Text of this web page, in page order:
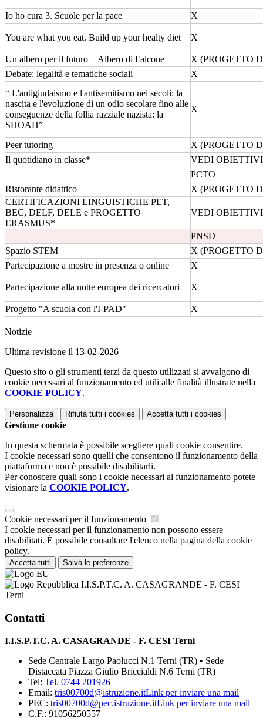
Io ho cura 3. Scuole per la pace X
You are what you eat. Build up your healty diet X
Un albero per il futuro + Albero di Falcone
X (PROGETTO
Debate: legalità e tematiche sociali
X
“ L'antigiudaismo e l'antisemitismo nei secoli: la
nascita e l'evoluzione di un odio secolare fino alle
conseguenze della follia razziale nazista: la
SHOAH”
X
Peer tutoring
X (PROGETTO
Il quotidiano in classe*
VEDI
PCTO
Ristorante didattico
X (PROGETTO
CERTIFICAZIONI LINGUISTICHE PET,
BEC, DELF, DELE e PROGETTO
ERASMUS*
VEDI
PNSD
Spazio STEM
X (PROGETTO
Partecipazione a mostre in presenza o online
X
Partecipazione alla notte europea dei ricercatori X
Progetto "A scuola con l'I-PAD" X
Notizie
Ultima revisione il 13-02-2026
Questo sito o gli strumenti terzi da questo utilizzati si avvalgono di
cookie necessari al funzionamento ed utili alle finalità illustrate nella
COOKIE POLICY.
Personalizza Rifiuta tutti i cookies Accetta tutti i cookies
Gestione cookie
In questa schermata è possibile scegliere quali cookie consentire.
I cookie necessari sono quelli che consentono il funzionamento della
piattaforma e non è possibile disabilitarli.
Per conoscere quali sono i cookie necessari al funzionamento potete
visionare la COOKIE POLICY.
Cookie necessari per il funzionamento
I cookie necessari per il funzionamento non possono essere
disabilitati. È possibile consultare l'elenco nella pagina della cookie
policy.
Accetta tutti Salva le preferenze
I.I.S.P.T.C. A. CASAGRANDE - F. CESI
Terni
Contatti
I.I.S.P.T.C. A. CASAGRANDE - F. CESI Terni
Sede Centrale Largo Paolucci N.1 Terni (TR) • Sede
Distaccata Piazza Giulio Briccialdi N.6 Terni (TR)
Tel: Tel. 0744 201926
Email: tris00700d@istruzione.itLink per inviare una mail
PEC: tris00700d@pec.istruzione.itLink per inviare una mail
C.F.: 91056250557